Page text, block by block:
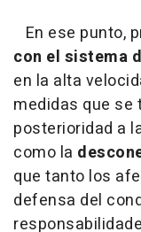
En ese punto,
con el sistema
en la alta
medidas que se
posterioridad a
como la
que tanto los
defensa del